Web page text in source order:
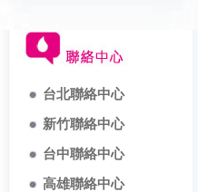
台北聯絡中心
新竹聯絡中心
台中聯絡中心
高雄聯絡中心